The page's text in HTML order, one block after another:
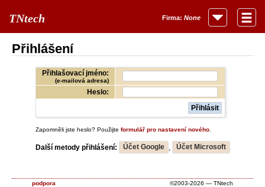
TNtech Firma: None
Přihlášení
Přihlašovací jméno:
(e-mailová adresa)
Heslo:
Zapomněli jste heslo? Použijte formulář pro nastavení nového.
Další metody přihlášení: Účet Google Účet Microsoft
podpora ©2003-2026 — TNtech